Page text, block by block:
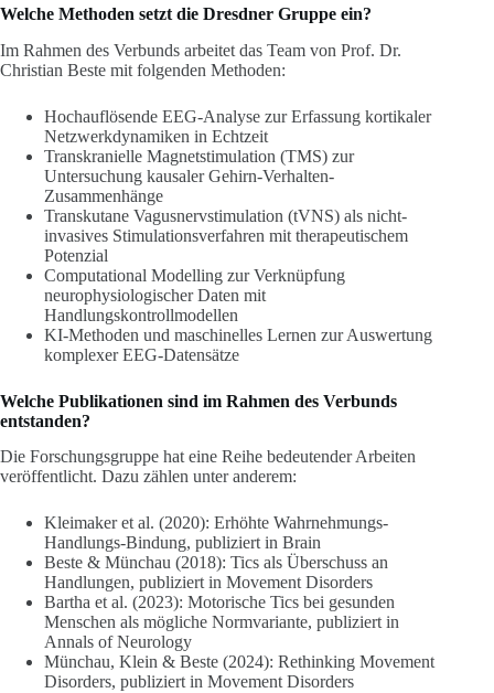
Welche Methoden setzt die Dresdner Gruppe ein?
Im Rahmen des Verbunds arbeitet das Team von Prof. Dr.
Christian Beste mit folgenden Methoden:
Hochauflösende EEG-Analyse zur Erfassung kortikaler
Netzwerkdynamiken in Echtzeit
Transkranielle Magnetstimulation (TMS) zur
Untersuchung kausaler Gehirn-Verhalten-
Zusammenhänge
Transkutane Vagusnervstimulation (tVNS) als nicht-
invasives Stimulationsverfahren mit therapeutischem
Potenzial
Computational Modelling zur Verknüpfung
neurophysiologischer Daten mit
Handlungskontrollmodellen
KI-Methoden und maschinelles Lernen zur Auswertung
komplexer EEG-Datensätze
Welche Publikationen sind im Rahmen des Verbunds
entstanden?
Die Forschungsgruppe hat eine Reihe bedeutender Arbeiten
veröffentlicht. Dazu zählen unter anderem:
Kleimaker et al. (2020): Erhöhte Wahrnehmungs-
Handlungs-Bindung, publiziert in Brain
Beste & Münchau (2018): Tics als Überschuss an
Handlungen, publiziert in Movement Disorders
Bartha et al. (2023): Motorische Tics bei gesunden
Menschen als mögliche Normvariante, publiziert in
Annals of Neurology
Münchau, Klein & Beste (2024): Rethinking Movement
Disorders, publiziert in Movement Disorders